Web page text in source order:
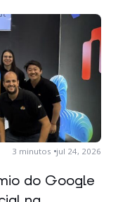
3 minutos jul 24, 2026
do Google